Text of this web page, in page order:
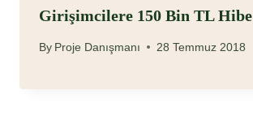
Girişimcilere 150 Bin TL Hibe
By Proje Danışmanı 28 Temmuz 2018